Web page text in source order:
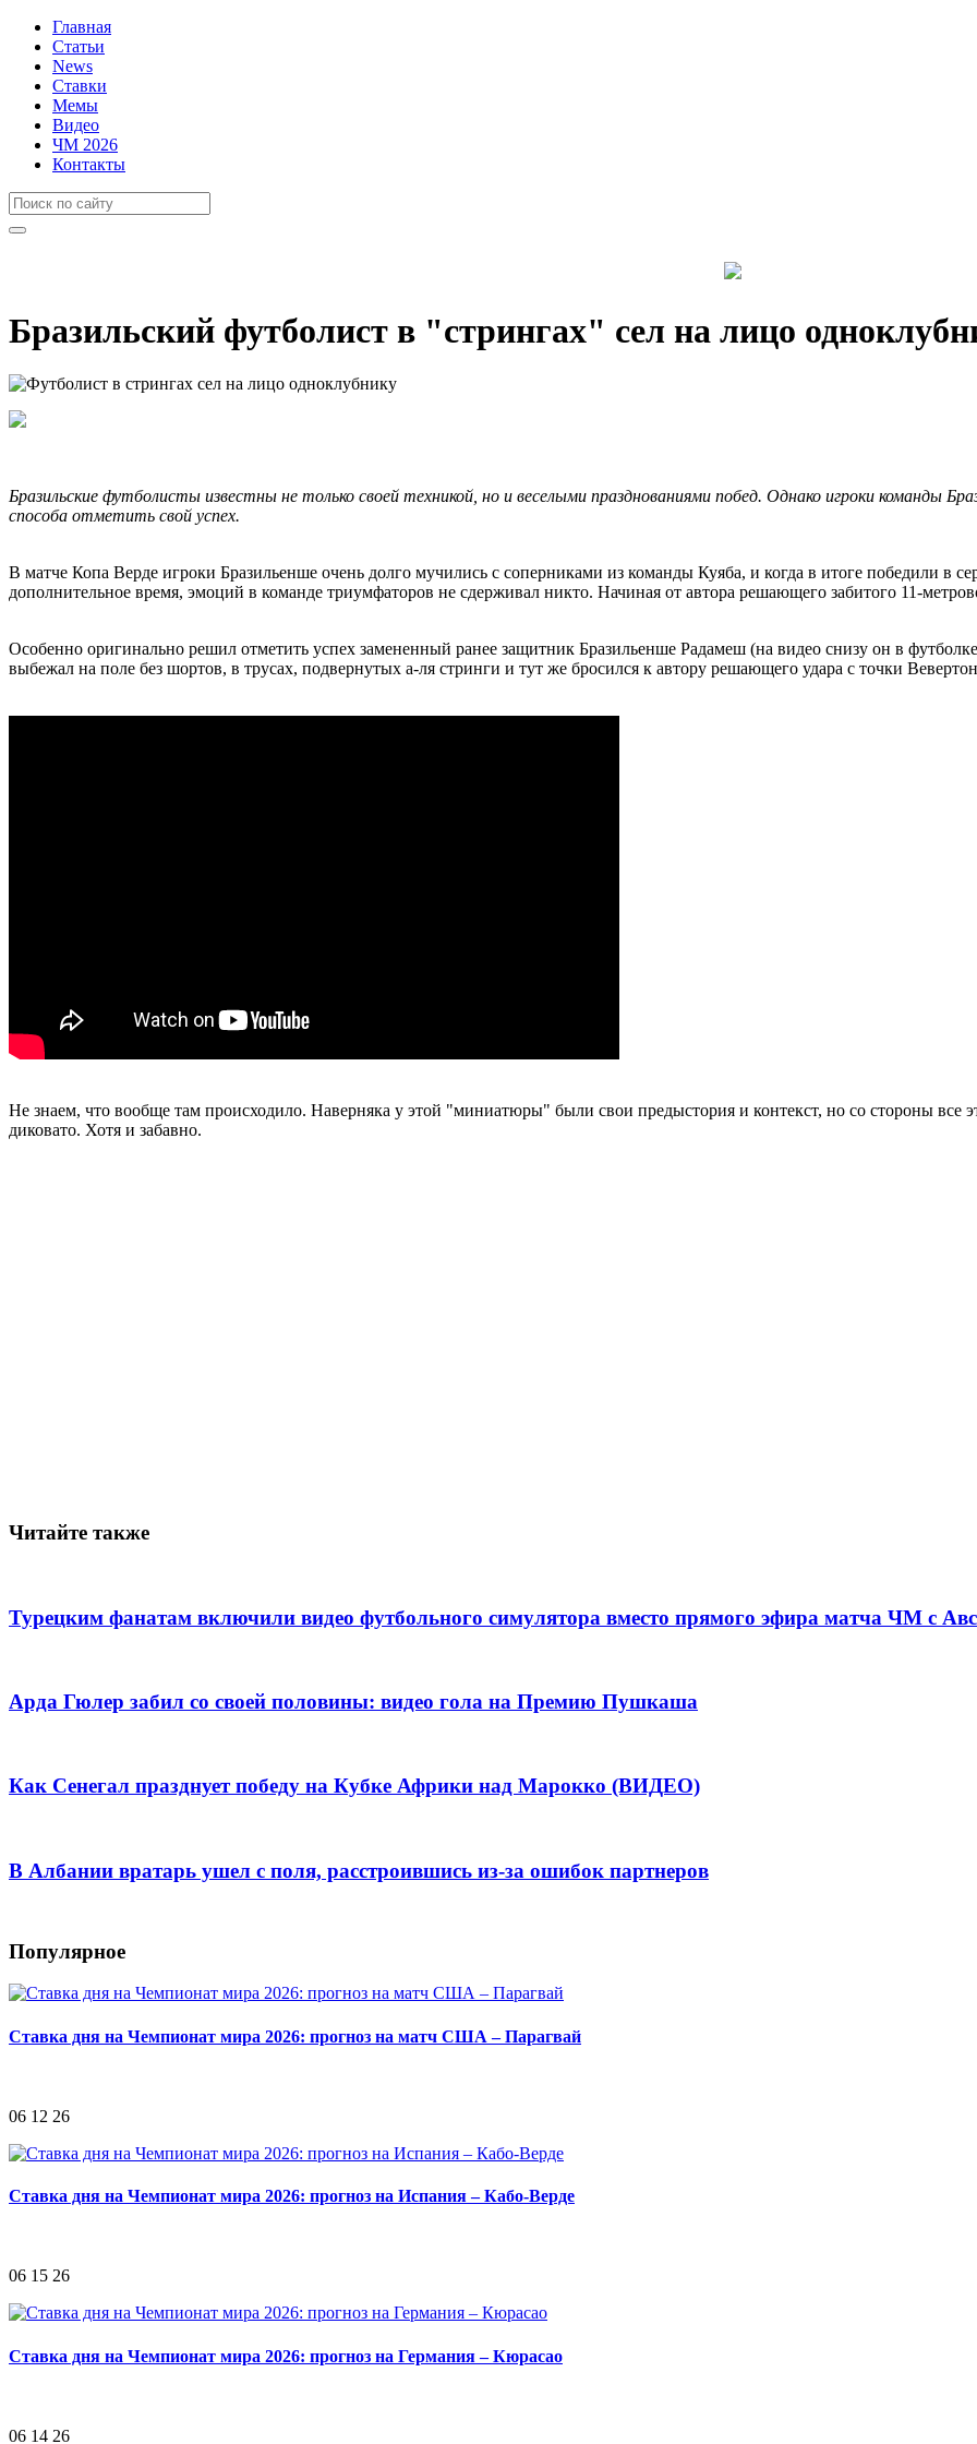
Главная
Статьи
News
Ставки
Мемы
Видео
ЧМ 2026
Контакты
Бразильский футболист в "стрингах" сел на лицо
Бразильские футболисты известны не только своей техникой, но и веселыми празднованиями побед. Однако игроки команды
способа отметить свой успех.
В матче Копа Верде игроки Бразильенше очень долго мучились с соперниками из команды Куяба, и когда в итоге победили в
дополнительное время, эмоций в команде триумфаторов не сдерживал никто. Начиная от автора решающего забитого 11-
Особенно оригинально решил отметить успех замененный ранее защитник Бразильенше Радамеш (на видео снизу он в
выбежал на поле без шортов, в трусах, подвернутых а-ля стринги и тут же бросился к автору решающего удара с точки
Не знаем, что вообще там происходило. Наверняка у этой "миниатюры" были свои предыстория и контекст, но со стороны все
диковато. Хотя и забавно.
Читайте также
Турецким фанатам включили видео футбольного симулятора вместо прямого эфира матча ЧМ с
Арда Гюлер забил со своей половины: видео гола на Премию Пушкаша
Как Сенегал празднует победу на Кубке Африки над Марокко (ВИДЕО)
В Албании вратарь ушел с поля, расстроившись из-за ошибок партнеров
Популярное
Ставка дня на Чемпионат мира 2026: прогноз на матч США – Парагвай
06 12 26
Ставка дня на Чемпионат мира 2026: прогноз на Испания – Кабо-Верде
06 15 26
Ставка дня на Чемпионат мира 2026: прогноз на Германия – Кюрасао
06 14 26